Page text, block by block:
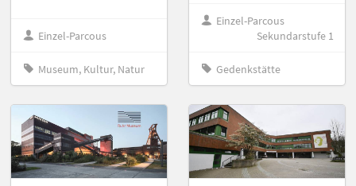
Einzel-Parcous
Museum, Kultur, Natur
Einzel-Parcous
Sekundarstufe 1
Gedenkstätte